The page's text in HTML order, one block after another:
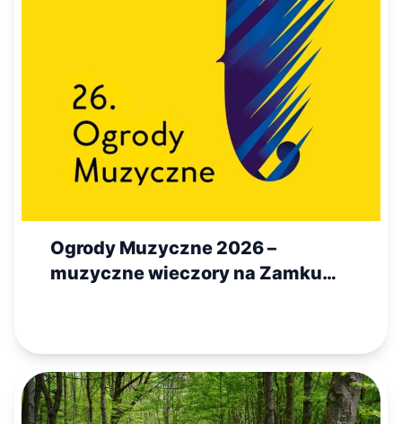
Ogrody Muzyczne 2026 –
muzyczne wieczory na Zamku